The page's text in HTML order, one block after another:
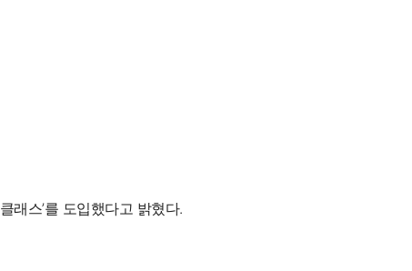
래스’를 도입했다고 밝혔다.